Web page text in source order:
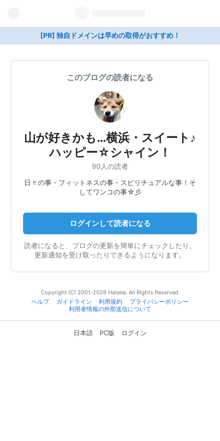
[PR] 独自ドメインは早めの取得がおすすめ！
このブログの読者になる
山が好きかも…横浜・スイート♪
ハッピー☆シャイン！
90人の読者
日々の事・フィットネスの事・スピリチュアルな事！そ
してワンコの事☆彡
ログインして読者になる
読者になると、ブログの更新を簡単にチェックしたり、
更新通知を受け取ったりできるようになります。
Copyright (C) 2001-2026 Hatena. All Rights Reserved.
ヘルプ
ガイドライン 利用規約
プライバシーポリシー
利用者情報の外部送信について
日本語 PC版 ログイン